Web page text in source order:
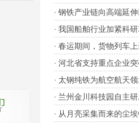
· 钢铁产业链向高端延
· 我国船舶行业加紧科
· 春运期间，货物列车
· 河北省支持重点企业
· 太钢纯铁为航空航天
· 兰州金川科技园自主
· 从月亮采集而来的尘